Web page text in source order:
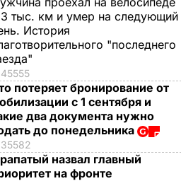
тыс. км и умер на следующий
История
"последнего
45555
потеряет бронирование от
с 1 сентября и
два документа нужно
до понедельника
35582
назвал главный
на фронте